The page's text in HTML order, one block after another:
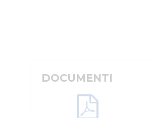
DOCUMENTI